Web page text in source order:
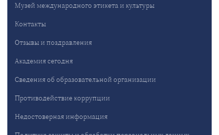
Музей международного этикета и культуры
Контакты
Отзывы и поздравления
Академия сегодня
Сведения об образовательной организации
Противодействие коррупции
Недостоверная информация